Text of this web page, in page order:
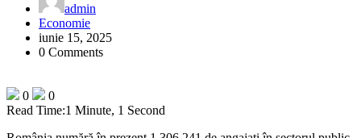
admin
Economie
iunie 15, 2025
0 Comments
0
0
Read Time:1 Minute, 1 Second